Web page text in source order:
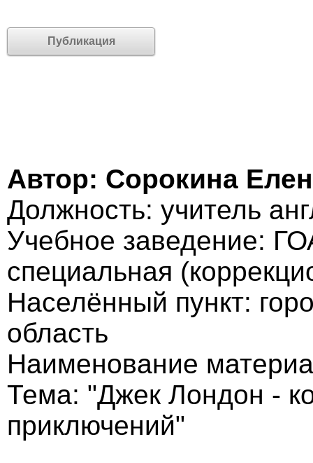
Публикация
Автор: Сорокина
Должность: учитель
Учебное заведение:
специальная
Населённый пункт:
область
Наименование
Тема: "Джек Лондон -
приключений"